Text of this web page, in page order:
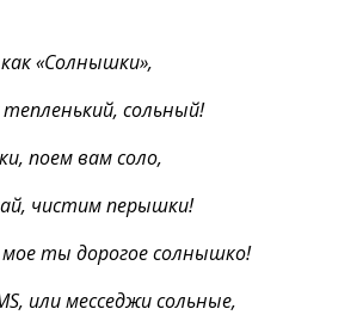
«Солнышки»,
сольный!
поем вам соло,
чистим перышки!
ты дорогое солнышко!
или месседжи сольные,